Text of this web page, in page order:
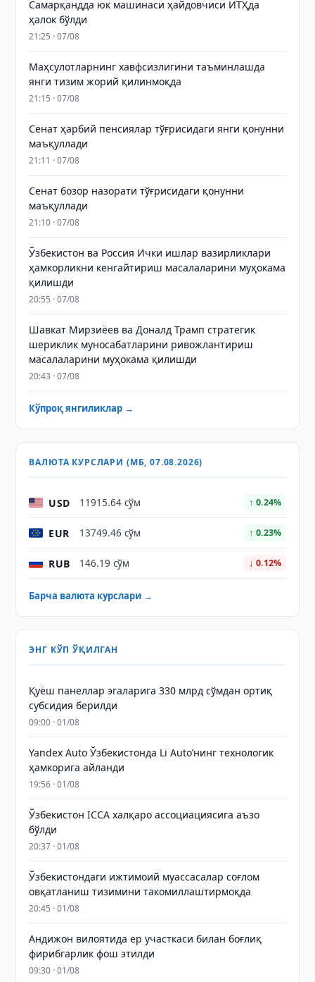
Самарқандда юк машинаси ҳайдовчиси ЙТҲда
ҳалок бўлди
21:25 · 07/08
Маҳсулотларнинг хавфсизлигини таъминлашда
янги тизим жорий қилинмоқда
21:15 · 07/08
Сенат ҳарбий пенсиялар тўғрисидаги янги қонунни
маъқуллади
21:11 · 07/08
Сенат бозор назорати тўғрисидаги қонунни
маъқуллади
21:10 · 07/08
Ўзбекистон ва Россия Ички ишлар вазирликлари
ҳамкорликни кенгайтириш масалаларини муҳокама
қилишди
20:55 · 07/08
Шавкат Мирзиёев ва Доналд Трамп стратегик
шериклик муносабатларини ривожлантириш
масалаларини муҳокама қилишди
20:43 · 07/08
Кўпроқ янгиликлар →
ВАЛЮТА КУРСЛАРИ (МБ, 07.08.2026)
USD 11915.64 сўм ↑ 0.24%
EUR 13749.46 сўм ↑ 0.23%
RUB 146.19 сўм ↓ 0.12%
Барча валюта курслари →
ЭНГ КЎП ЎҚИЛГАН
Қуёш панеллар эгаларига 330 млрд сўмдан ортиқ
субсидия берилди
09:00 · 01/08
Yandex Auto Ўзбекистонда Li Auto’нинг технологик
ҳамкорига айланди
19:56 · 01/08
Ўзбекистон ICCA халқаро ассоциациясига аъзо
бўлди
20:37 · 01/08
Ўзбекистондаги ижтимоий муассасалар соғлом
овқатланиш тизимини такомиллаштирмоқда
20:45 · 01/08
Андижон вилоятида ер участкаси билан боғлиқ
фирибгарлик фош этилди
09:30 · 01/08